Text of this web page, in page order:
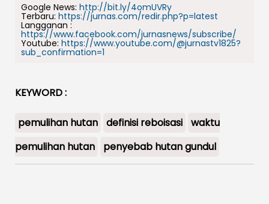
Google News: http://bit.ly/4omUVRy
Terbaru: https://jurnas.com/redir.php?p=latest
Langganan :
https://www.facebook.com/jurnasnews/subscribe/
Youtube: https://www.youtube.com/@jurnastv1825?
sub_confirmation=1
KEYWORD :
pemulihan hutan definisi reboisasi
waktu
pemulihan hutan
penyebab hutan gundul